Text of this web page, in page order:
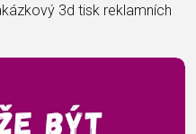
3d tisk reklamních